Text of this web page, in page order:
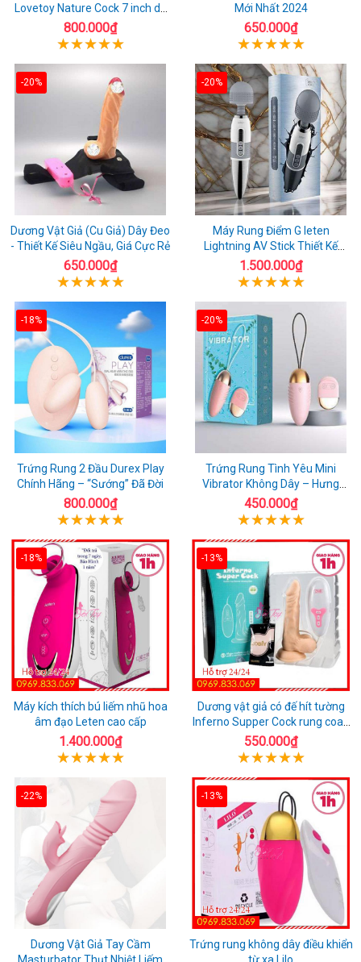
Lovetoy Nature Cock 7 inch da
đen
800.000₫
Mới Nhất 2024
650.000₫
-20%
Dương Vật Giả (Cu Giả) Dây Đeo
- Thiết Kế Siêu Ngầu, Giá Cực Rẻ
650.000₫
-20%
Máy Rung Điểm G leten
Lightning AV Stick Thiết Kế
Thông Minh
1.500.000₫
-18%
Trứng Rung 2 Đầu Durex Play
Chính Hãng – “Sướng” Đã Đời
800.000₫
-20%
Trứng Rung Tình Yêu Mini
Vibrator Không Dây – Hưng
Phấn Mọi Nơi
450.000₫
-18%
Máy kích thích bú liếm nhũ hoa
âm đạo Leten cao cấp
1.400.000₫
-13%
Dương vật giả có đế hít tường
Inferno Supper Cock rung coay
7 chế độ
550.000₫
-22%
Dương Vật Giả Tay Cầm
Masturbator Thụt Nhiệt Liếm
-13%
Trứng rung không dây điều khiển
từ xa Lilo